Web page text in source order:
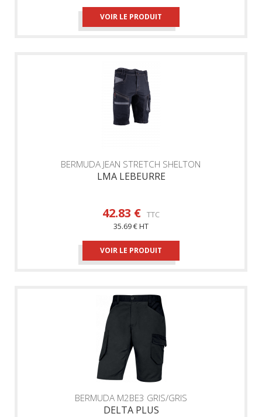
VOIR LE PRODUIT
BERMUDA JEAN STRETCH SHELTON
LMA LEBEURRE
42.83 € TTC
35.69 € HT
VOIR LE PRODUIT
BERMUDA M2BE3 GRIS/GRIS
DELTA PLUS